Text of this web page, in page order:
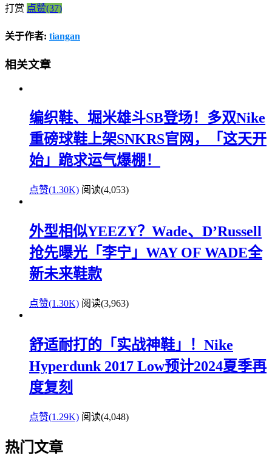
打赏 点赞(37)
关于作者: tiangan
相关文章
编织鞋、堀米雄斗SB登场！多双Nike
重磅球鞋上架SNKRS官网，「这天开
始」跪求运气爆棚！
点赞(1.30K) 阅读(4,053)
外型相似YEEZY？Wade、D’Russell
抢先曝光「李宁」WAY OF WADE全
新未来鞋款
点赞(1.30K) 阅读(3,963)
舒适耐打的「实战神鞋」！Nike
Hyperdunk 2017 Low预计2024夏季再
度复刻
点赞(1.29K) 阅读(4,048)
热门文章